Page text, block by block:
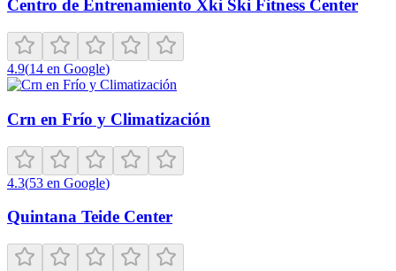
Centro de Entrenamiento Xki Ski Fitness Center
4.9(14 en Google)
Crn en Frío y Climatización
4.3(53 en Google)
Quintana Teide Center